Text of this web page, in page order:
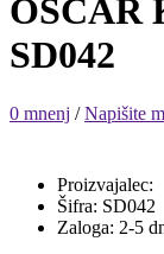
OSCAR
SD042
0 mnenj /Napišite
Proizvajalec:
Šifra: SD042
Zaloga: 2-5